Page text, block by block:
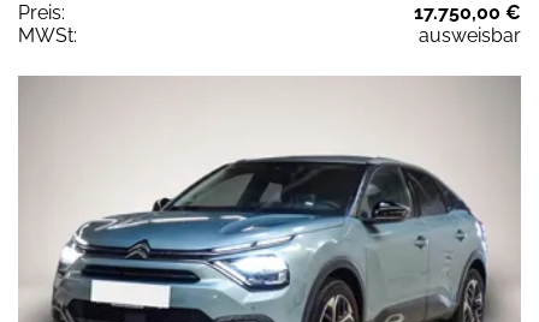
Preis:
17.750,00 €
MWSt:
ausweisbar